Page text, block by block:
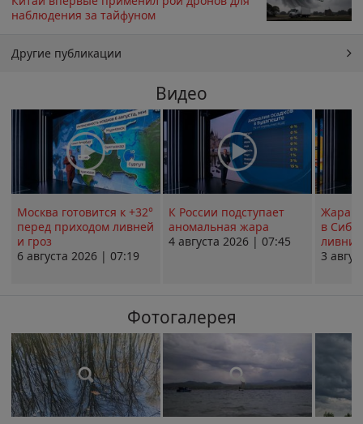
наблюдения за тайфуном
Другие публикации
Видео
Москва готовится к +32°
перед приходом ливней
и гроз
6 августа 2026 | 07:19
К России подступает
аномальная жара
4 августа 2026 | 07:45
Жара в
в
ливни
3
Фотогалерея